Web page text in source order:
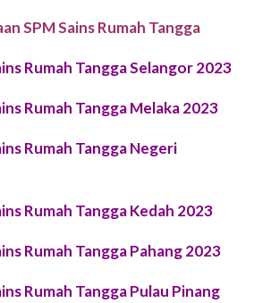
SPM Sains Rumah Tangga
Rumah Tangga Selangor 2023
Rumah Tangga Melaka 2023
Rumah Tangga Negeri
Rumah Tangga Kedah 2023
Rumah Tangga Pahang 2023
Rumah Tangga Pulau Pinang